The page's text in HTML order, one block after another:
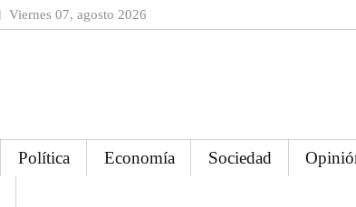
Viernes 07, agosto 2026
Política Economía Sociedad